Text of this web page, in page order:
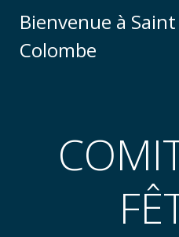
Bienvenue à
Colombe